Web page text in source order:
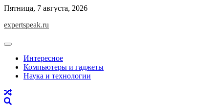
Skip
content
Пятница, 7 августа, 2026
expertspeak.ru
Интересное
Компьютеры и гаджеты
Наука и технологии